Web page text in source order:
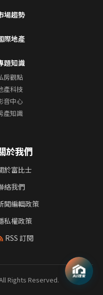
場趨勢
際地產
題知識
房觀點
產科技
音中心
產知識
於我們
於富比士
絡我們
聞編輯政策
私權政策
RSS 訂閱
Rights Reserved.